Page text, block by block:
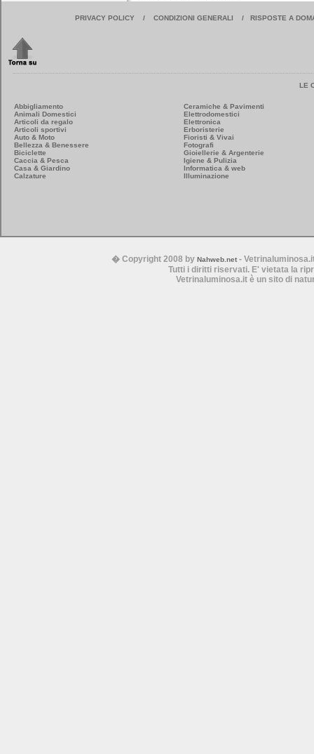
PRIVACY POLICY / CONDIZIONI GENERALI / RISPOSTE A
LE
Abbigliamento
Animali Domestici
Articoli da regalo
Articoli sportivi
Auto & Moto
Bellezza & Benessere
Biciclette
Caccia & Pesca
Casa & Giardino
Calzature
Ceramiche & Pavimenti
Elettrodomestici
Elettronica
Erboristerie
Fioristi & Vivai
Fotografi
Gioiellerie & Argenterie
Igiene & Pulizia
Informatica & web
Illuminazione
� Copyright 2008 by Nahweb.net-
Tutti i diritti riservati. E' vietata la
Vetrinaluminosa.it è un sito di